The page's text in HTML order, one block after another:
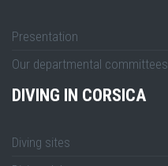
Presentation
Our departmental committees
DIVING IN CORSICA
Diving sites